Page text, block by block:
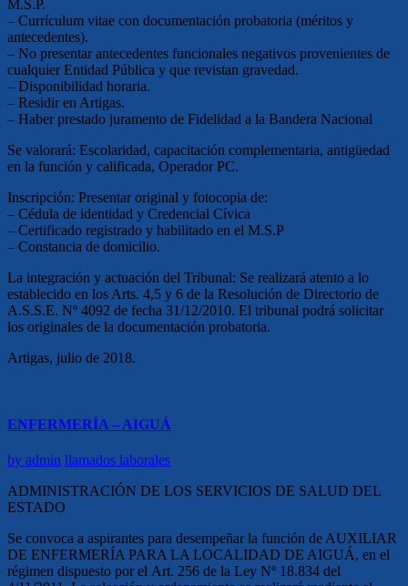
M.S.P.
– Currículum vitae con documentación probatoria (méritos y
antecedentes).
– No presentar antecedentes funcionales negativos provenientes de
cualquier Entidad Pública y que revistan gravedad.
– Disponibilidad horaria.
– Residir en Artigas.
– Haber prestado juramento de Fidelidad a la Bandera Nacional
Se valorará: Escolaridad, capacitación complementaria, antigüedad
en la función y calificada, Operador PC.
Inscripción: Presentar original y fotocopia de:
– Cédula de identidad y Credencial Cívica
– Certificado registrado y habilitado en el M.S.P
– Constancia de domicilio.
La integración y actuación del Tribunal: Se realizará atento a lo
establecido en los Arts. 4,5 y 6 de la Resolución de Directorio de
A.S.S.E. Nº 4092 de fecha 31/12/2010. El tribunal podrá solicitar
los originales de la documentación probatoria.
Artigas, julio de 2018.
ENFERMERÍA – AIGUÁ
by admin llamados laborales
ADMINISTRACIÓN DE LOS SERVICIOS DE SALUD DEL
ESTADO
Se convoca a aspirantes para desempeñar la función de AUXILIAR
DE ENFERMERÍA PARA LA LOCALIDAD DE AIGUÁ, en el
régimen dispuesto por el Art. 256 de la Ley Nº 18.834 del